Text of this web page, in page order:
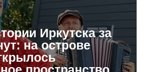
Иркутска за
на острове